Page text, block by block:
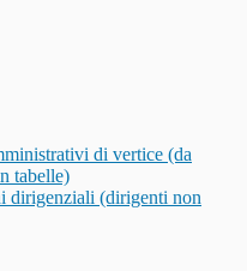
di vertice (da
tabelle)
dirigenziali (dirigenti non